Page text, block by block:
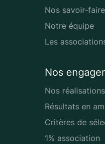
Nos savoir-faire
Notre équipe
Les
Nos
Nos réalisations
Résultats en
Critères de
1% association